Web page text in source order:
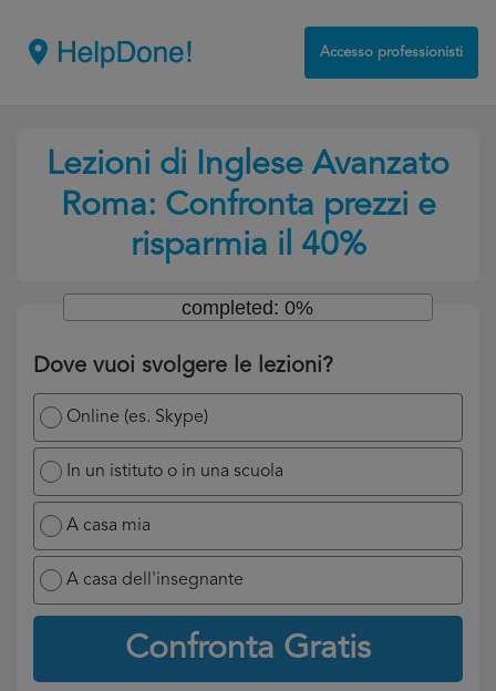
Accesso professionisti
Lezioni di Inglese Avanzato
Roma: Confronta prezzi e
risparmia il 40%
Dove vuoi svolgere le lezioni?
Online (es. Skype)
In un istituto o in una scuola
A casa mia
A casa dell'insegnante
Confronta Gratis
completed: 0%